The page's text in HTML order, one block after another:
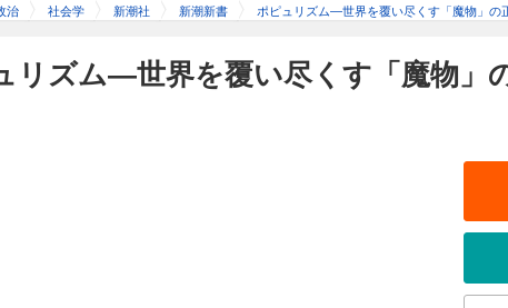
治 社会学 新潮社 新潮新書 ポピュリズム―世界を覆い尽くす「魔物」
リズム―世界を覆い尽くす「魔物